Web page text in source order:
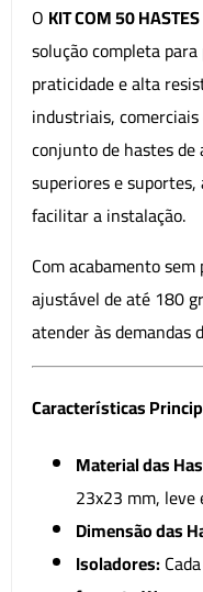
O KIT COM 50
solução completa
praticidade e alta
industriais,
conjunto de hastes
superiores e
facilitar a instalação.
Com acabamento
ajustável de até 180
atender às demandas
Características
Material das
23x23 mm, leve
Dimensão das
Isoladores: